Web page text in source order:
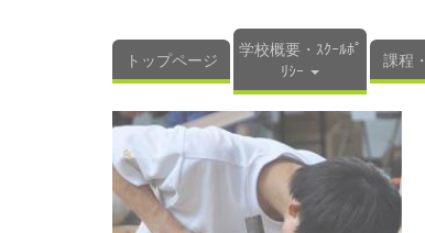
トップページ
学校概要・ｽｸｰﾙﾎﾟ
ﾘｼｰ
課程